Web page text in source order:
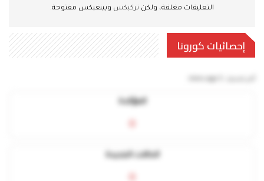
التعليقات مغلقة، ولكن تركبكس وبينغبكس مفتوحة.
إحصائيات كورونا